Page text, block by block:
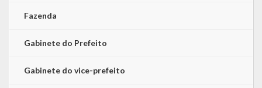
Fazenda
Gabinete do Prefeito
Gabinete do vice-prefeito